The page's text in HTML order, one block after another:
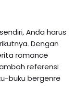
Anda harus
Dengan
romance
referensi
buku bergenre